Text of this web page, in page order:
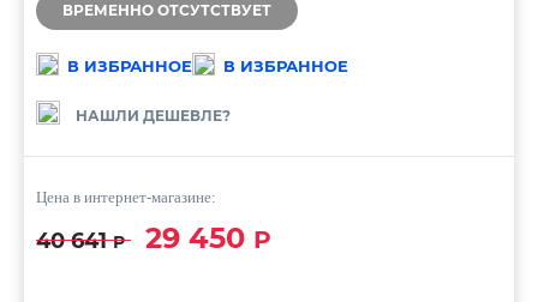
ВРЕМЕННО ОТСУТСТВУЕТ
В ИЗБРАННОЕ В ИЗБРАННОЕ
НАШЛИ ДЕШЕВЛЕ?
Цена в интернет-магазине:
40 641Р 29 450 Р